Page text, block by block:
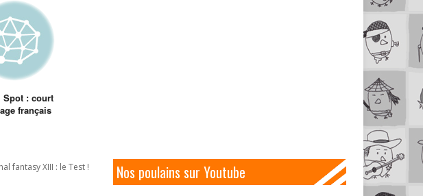
Spot : court
français
fantasy XIII : le Test ! Nos poulains sur Youtube